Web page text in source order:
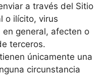
a través del Sitio
o ilícito, virus
general, afecten o
terceros.
únicamente una
circunstancia